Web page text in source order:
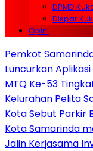
DPMD
Dispar
Opini
Pemkot
Luncurkan
MTQ Ke-53
Kelurahan Pelita
Kota Sebut Parkir
Kota Samarinda
Jalin Kerjasama